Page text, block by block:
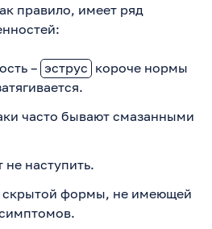
правило, имеет ряд
– эструс короче нормы
часто бывают смазанными
наступить.
скрытой формы, не имеющей